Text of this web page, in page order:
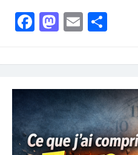
Facebook
Mastodon
Email